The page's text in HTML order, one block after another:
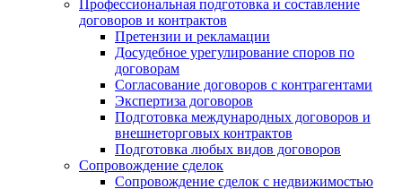
Профессиональная подготовка и составление
договоров и контрактов
Претензии и рекламации
Досудебное урегулирование споров по
договорам
Согласование договоров с контрагентами
Экспертиза договоров
Подготовка международных договоров и
внешнеторговых контрактов
Подготовка любых видов договоров
Сопровождение сделок
Сопровождение сделок с недвижимостью